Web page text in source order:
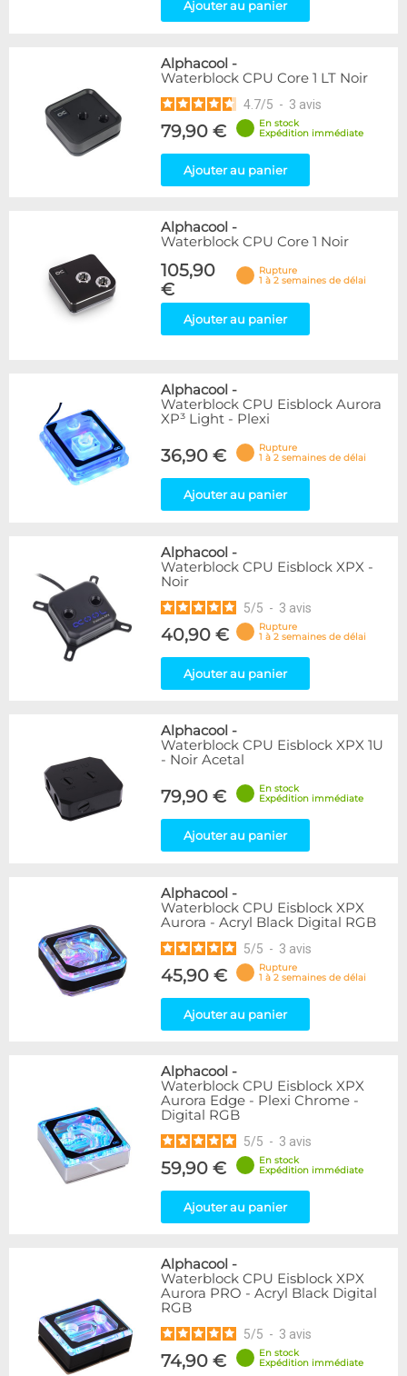
Ajouter au panier
Alphacool -
Waterblock CPU Core 1 LT Noir
4.7/5 - 3 avis
79,90 €
En stock
Expédition immédiate
Ajouter au panier
Alphacool -
Waterblock CPU Core 1 Noir
105,90
€
Rupture
1 à 2 semaines de délai
Ajouter au panier
Alphacool -
Waterblock CPU Eisblock Aurora
XP³ Light - Plexi
36,90 €
Rupture
1 à 2 semaines de délai
Ajouter au panier
Alphacool -
Waterblock CPU Eisblock XPX -
Noir
5/5 - 3 avis
40,90 €
Rupture
1 à 2 semaines de délai
Ajouter au panier
Alphacool -
Waterblock CPU Eisblock XPX 1U
- Noir Acetal
79,90 €
En stock
Expédition immédiate
Ajouter au panier
Alphacool -
Waterblock CPU Eisblock XPX
Aurora - Acryl Black Digital RGB
5/5 - 3 avis
45,90 €
Rupture
1 à 2 semaines de délai
Ajouter au panier
Alphacool -
Waterblock CPU Eisblock XPX
Aurora Edge - Plexi Chrome -
Digital RGB
5/5 - 3 avis
59,90 €
En stock
Expédition immédiate
Ajouter au panier
Alphacool -
Waterblock CPU Eisblock XPX
Aurora PRO - Acryl Black Digital
RGB
5/5 - 3 avis
74,90 €
En stock
Expédition immédiate